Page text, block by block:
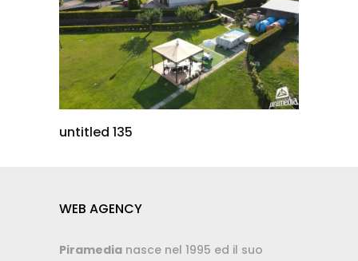
untitled 135
WEB AGENCY
Piramedia nasce nel 1995 ed il suo